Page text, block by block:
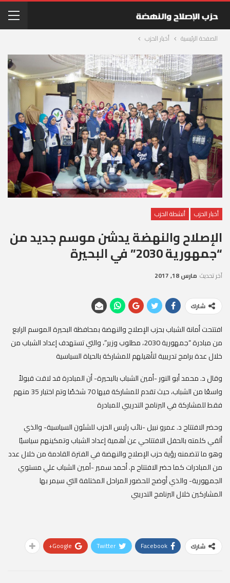
الصفحة الرئيسية أخبار الحزب
أخبار الحزب أنشطة الحزب
الإصلاح والنهضة يدشن موسم جديد من
“جمهورية 2030” في البحيرة
آخر تحديث مارس 18, 2017
شارك
افتتحت أمانة الشباب بحزب الإصلاح والنهضة بمحافظة البحيرة الموسم الرابع
من مبادرة “جمهورية 2030، مطلوب وزير”، والتي تستهدف إعداد الشباب من
خلال عدة برامج تدريبية لتأهيلهم للمشاركة بالحياة السياسية
وقال د. محمد أبو النور -أمين الشباب بالبحيرة- أن المبادرة قد لاقت قبولاً
واسعًا من الشباب، حيث تقدم للمشاركة فيها 70 شخصًا وتم اختيار 35 منهم
فقط للمشاركة في البرنامج التدريبي للمبادرة
وحضر الافتتاح د. عمرو نبيل -نائب رئيس الحزب للشئون السياسية- والذي
ألقي كلمته بالحفل الافتتاحي عن أهمية إعداد الشباب وتمكينهم سياسيًا
وهو ما تتضمنه رؤية حزب الإصلاح والنهضة في الفترة القادمة من خلال عدد
من المبادرات كما حضر الافتتاح م. أحمد سمير -أمين الشباب علي مستوي
الجمهورية- والذي أوضح للحضور المراحل المختلفة التي سيمر بها
المشاركين خلال البرنامج التدريبي
شارك Facebook
Twitter
Google+